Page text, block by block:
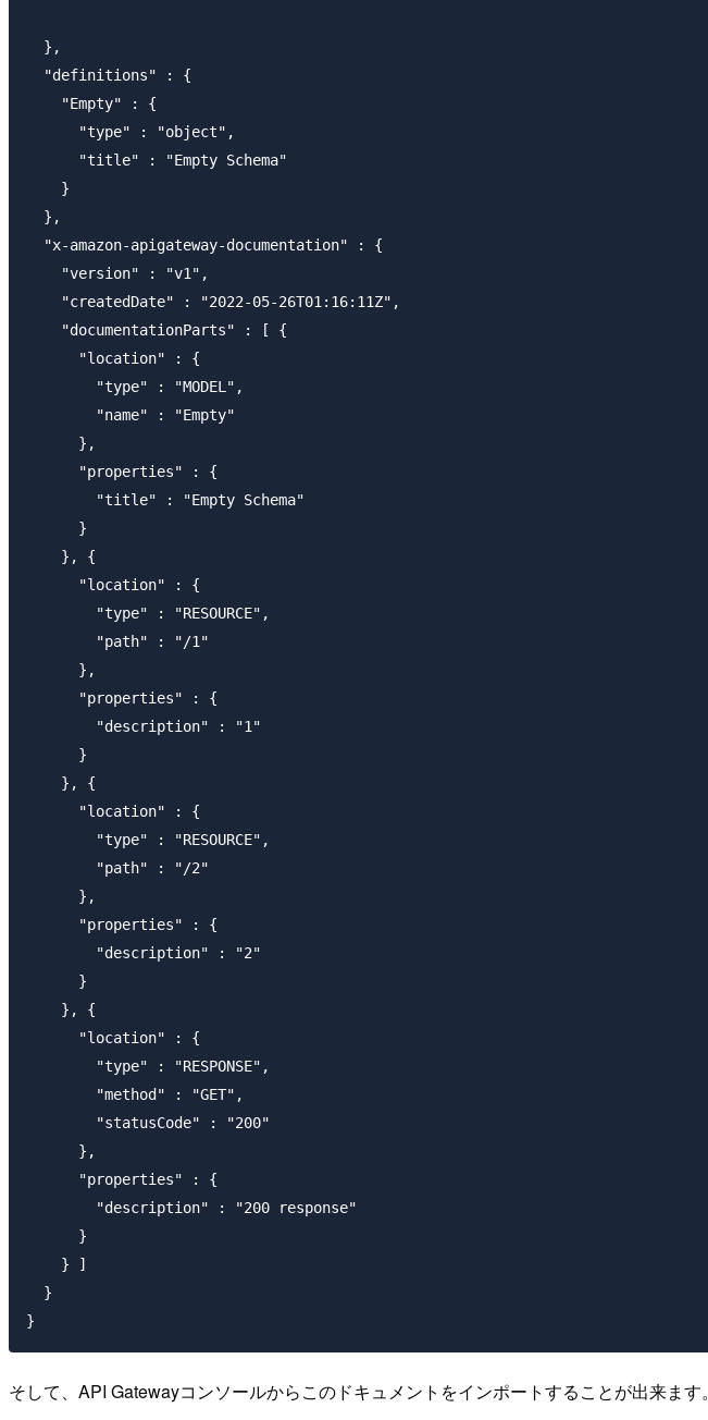
  },
  "definitions" : {
    "Empty" : {
      "type" : "object",
      "title" : "Empty Schema"
    }
  },
  "x-amazon-apigateway-documentation" : {
    "version" : "v1",
    "createdDate" : "2022-05-26T01:16:11Z",
    "documentationParts" : [ {
      "location" : {
        "type" : "MODEL",
        "name" : "Empty"
      },
      "properties" : {
        "title" : "Empty Schema"
      }
    }, {
      "location" : {
        "type" : "RESOURCE",
        "path" : "/1"
      },
      "properties" : {
        "description" : "1"
      }
    }, {
      "location" : {
        "type" : "RESOURCE",
        "path" : "/2"
      },
      "properties" : {
        "description" : "2"
      }
    }, {
      "location" : {
        "type" : "RESPONSE",
        "method" : "GET",
        "statusCode" : "200"
      },
      "properties" : {
        "description" : "200 response"
      }
    } ]
  }
そして、API Gatewayコンソールからこのドキュメントをインポートすることが出来ます。